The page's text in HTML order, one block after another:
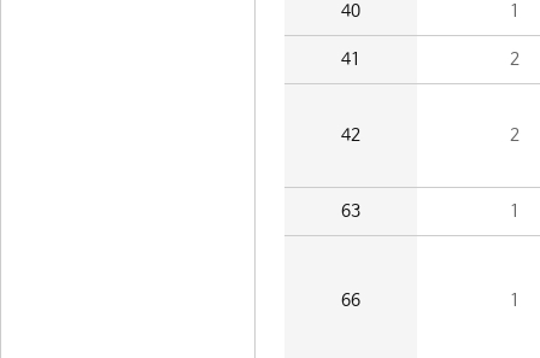
40 1
41 2
42 2
63 1
66 1